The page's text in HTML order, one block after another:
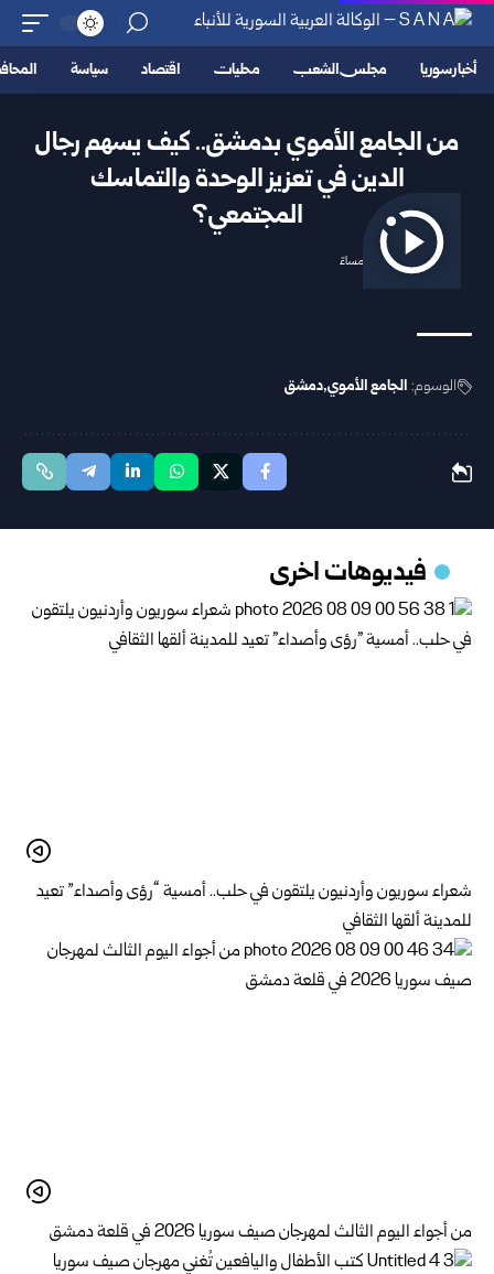
أخبار سوريا مجلس الشعب محليات اقتصاد سياسة
من الجامع الأموي بدمشق.. كيف يسهم رجال
الدين في تعزيز الوحدة والتماسك
المجتمعي؟
2025/11/10 7:02 مساءً
الوسوم: الجامع الأموي دمشق
فيديوهات اخرى
شعراء سوريون وأردنيون يلتقون في حلب.. أمسية “رؤى وأصداء” تعيد
للمدينة ألقها الثقافي
من أجواء اليوم الثالث لمهرجان صيف سوريا 2026 في قلعة دمشق